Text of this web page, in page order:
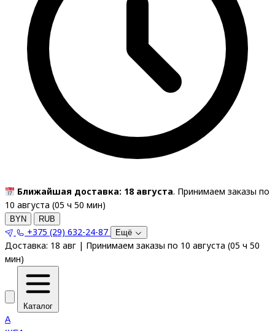
Ближайшая доставка: 18 августа. Принимаем заказы по
10 августа (05 ч 50 мин)
BYN RUB
+375 (29) 632-24-87 Ещё
Доставка: 18 авг | Принимаем заказы по 10 августа (05 ч 50
мин)
Каталог
A